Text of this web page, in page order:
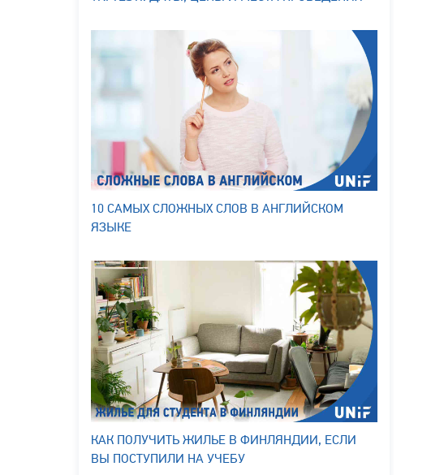
10 САМЫХ СЛОЖНЫХ СЛОВ В АНГЛИЙСКОМ
ЯЗЫКЕ
КАК ПОЛУЧИТЬ ЖИЛЬЕ В ФИНЛЯНДИИ, ЕСЛИ
ВЫ ПОСТУПИЛИ НА УЧЕБУ